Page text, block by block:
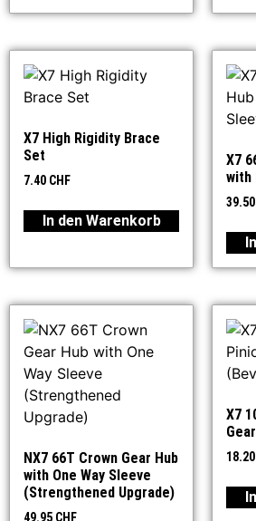
X7 High Rigidity Brace
Set
7.40 CHF
In den Warenkorb
X7
with
39.50
NX7 66T Crown Gear Hub
with One Way Sleeve
(Strengthened Upgrade)
49.95 CHF
X7
18.20